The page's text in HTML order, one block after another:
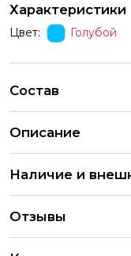
Характеристики
Цвет: Голубой
Состав
Описание
Наличие и
индивидуальных
нашем сайте
оформления и
Отзывы